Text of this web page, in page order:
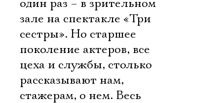
один раз – в зрительном
зале на спектакле «Три
сестры». Но старшее
поколение актеров, все
цеха и службы, столько
рассказывают нам,
стажерам, о нем. Весь